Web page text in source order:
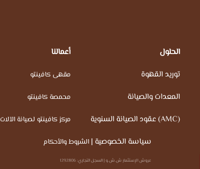
الحلول
توريد القهوة
المعدات والصيانة
عقود الصيانة السنوية (AMC)
أعمالنا
مقهى كافينتو
محمصة كافينتو
مركز كافينتو لصيانة الآلات
سياسة الخصوصية |الشروط والأحكام
عروش الإستثمار ش.ش.و | السجل التجاري: 1292806